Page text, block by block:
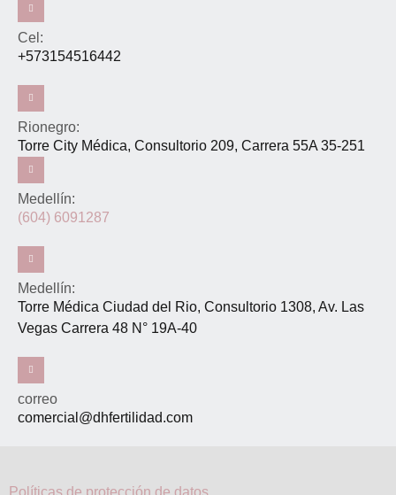
Cel:
+573154516442
Rionegro:
Torre City Médica, Consultorio 209, Carrera 55A 35-251
Medellín:
(604) 6091287
Medellín:
Torre Médica Ciudad del Rio, Consultorio 1308, Av. Las
Vegas Carrera 48 N° 19A-40
correo
comercial@dhfertilidad.com